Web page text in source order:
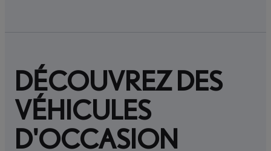
DÉCOUVREZ DES
VÉHICULES
D'OCCASION